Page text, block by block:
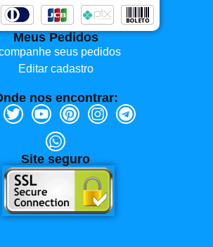
Meus Pedidos
seus pedidos
Editar cadastro
nos encontrar:
Site seguro